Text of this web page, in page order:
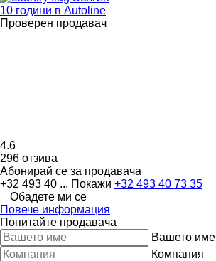
10 години в Autoline
Проверен продавач
4.6
296 отзива
Абонирай се за продавача
+32 493 40 ... Покажи +32 493 40 73 35
Обадете ми се
Повече информация
Попитайте продавача
Вашето име
Компания